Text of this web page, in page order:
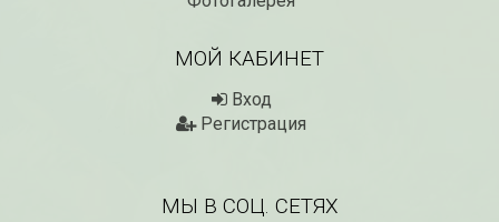
МОЙ КАБИНЕТ
Вход
Регистрация
МЫ В СОЦ. СЕТЯХ